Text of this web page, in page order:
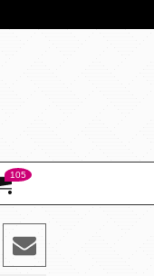
105